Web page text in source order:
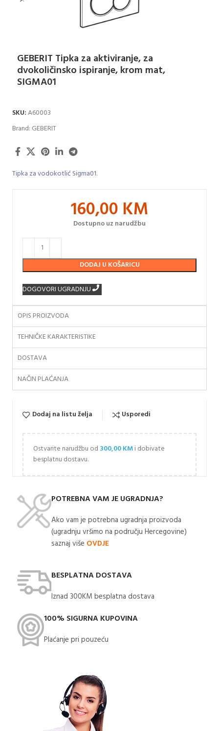
GEBERIT Tipka za aktiviranje, za
dvokoličinsko ispiranje, krom mat,
SIGMA01
SKU:A60003
Brand: GEBERIT
Tipka za vodokotlić Sigma01.
160,00 KM
Dostupno uz narudžbu
DODAJ U KOŠARICU
DOGOVORI UGRADNJU
OPIS PROIZVODA
TEHNIČKE KARAKTERISTIKE
DOSTAVA
NAČIN PLAĆANJA
Dodaj na listu želja Usporedi
Ostvarite narudžbu od 300,00KMi dobivate
besplatnu dostavu.
POTREBNA VAM JE UGRADNJA?
Ako vam je potrebna ugradnja proizvoda
(ugradnju vršimo na području Hercegovine)
saznaj više OVDJE
BESPLATNA DOSTAVA
Iznad 300KM besplatna dostava​
100% SIGURNA KUPOVINA
Plaćanje pri pouzeću